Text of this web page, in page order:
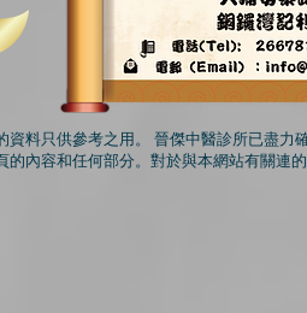
資料只供參考之用。 晉傑中醫診所已盡
的內容和任何部分。對於與本網站有關連